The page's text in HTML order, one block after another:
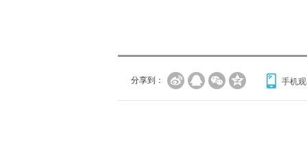
分享到： 手机